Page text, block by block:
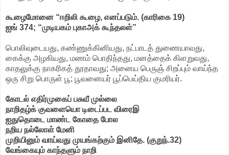
கூழைமோனை “ஈறிலி கூழை, எனப்படும். (காரிகை 19)
ஐங் 374; “முடியகம் புகாஅக் கூந்தலள்”
பொலிவுடையது, கண்ணுக்கினியது, நட்பாடத் துணையாவது,
கைக்கு அழகியது, மணம் பொதிந்தது, மனத்தைக் கிளறுவது,
காதலுக்கு நாகரிகத் தூதாவது; அனைய பெருஞ் சிறப்பும் வாய்ந்த
ஒரு சிறு பொருள் பூ; பூவனையர் பூப்பெய்திய குமரியர்.
கோடல் எதிர்முகைப் பசுவீ முல்லை
நாறிதழ்க் குவளையொ டிடைப்பட விரைஇ
ஐதுதொடை மாண்ட கோதை போல
நறிய நல்லோள் மேனி
முறியினும் வாய்வது முயங்கற்கும் இனிதே. (குறுந்.32)
வேங்கையும் காந்தளும் நாறி